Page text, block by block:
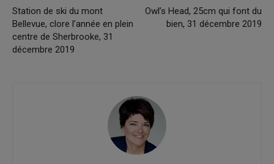
Station de ski du mont
Bellevue, clore l’année en plein
centre de Sherbrooke, 31
décembre 2019
Owl’s Head, 25cm qui font du
bien, 31 décembre 2019